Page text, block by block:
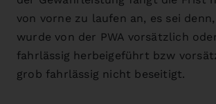
von vorne zu laufen an, es sei
wurde von der PWA vorsätzlich
fahrlässig herbeigeführt bzw
grob fahrlässig nicht beseitigt.